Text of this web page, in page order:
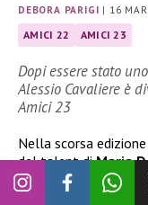
DEBORA PARIGI | 16
AMICI 22 AMICI 23
Dopi essere stato
Alessio Cavaliere è
Amici 23
Nella scorsa
del talent diMaria
diventato uno dei
di Alessio Cavaliere